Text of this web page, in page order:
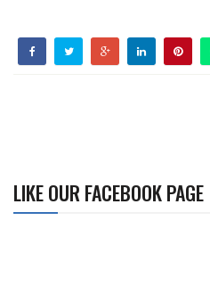
LIKE OUR FACEBOOK PAGE